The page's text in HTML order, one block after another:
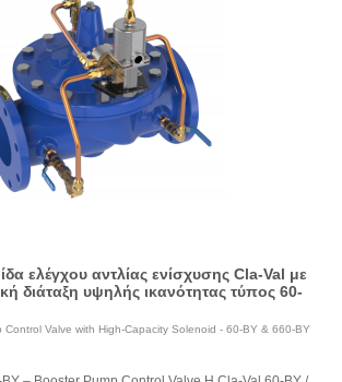
ελέγχου αντλίας ενίσχυσης Cla-Val με
διάταξη υψηλής ικανότητας τύπος 60-
Control Valve with High-Capacity Solenoid - 60-BY & 660-BY